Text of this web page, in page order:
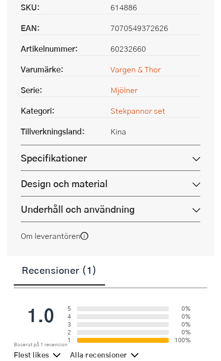
SKU:
614886
EAN:
7070549372626
Artikelnummer:
60232660
Varumärke:
Vargen & Thor
Serie:
Mjölner
Kategori:
Stekpannor set
Tillverkningsland:
Kina
Specifikationer
Design och material
Underhåll och användning
Om leverantören
Recensioner (1)
1.0
Baserat på 1 recension
5
0%
4
0%
3
0%
2
0%
1
100%
Flest likes Alla recensioner